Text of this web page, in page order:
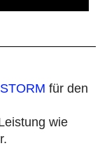
für den
wie